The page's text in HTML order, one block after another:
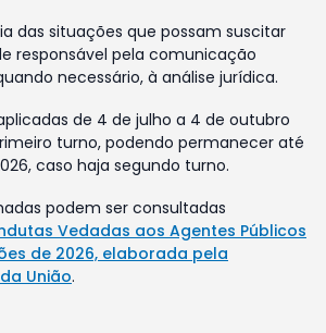
das situações que possam suscitar
responsável pela comunicação
necessário, à análise jurídica.
de 4 de julho a 4 de outubro
turno, podendo permanecer até
caso haja segundo turno.
podem ser consultadas
Vedadas aos Agentes Públicos
de 2026, elaborada pela
União.